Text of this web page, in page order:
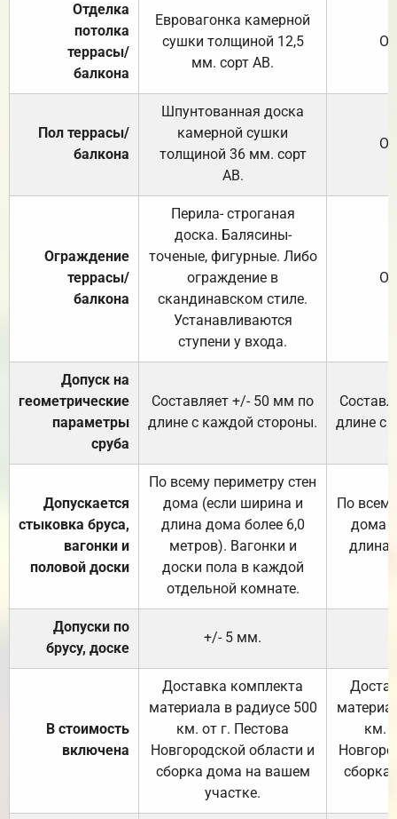
Отделка
потолка
террасы/
балкона
Евровагонка камерной
сушки толщиной 12,5
мм. сорт АВ.
Пол террасы/
балкона
Шпунтованная доска
камерной сушки
толщиной 36 мм. сорт
АВ.
Ограждение
террасы/
балкона
Перила- строганая
доска. Балясины-
точеные, фигурные. Либо
ограждение в
скандинавском стиле.
Устанавливаются
ступени у входа.
Допуск на
геометрические
параметры
сруба
Составляет +/- 50 мм по
длине с каждой стороны.
длине с
Допускается
стыковка бруса,
вагонки и
половой доски
По всему периметру стен
дома (если ширина и
длина дома более 6,0
метров). Вагонки и
доски пола в каждой
отдельной комнате.
По
дома
длина
Допуски по
брусу, доске
+/- 5 мм.
В стоимость
включена
Доставка комплекта
материала в радиусе 500
км. от г. Пестова
Новгородской области и
сборка дома на вашем
участке.
км.